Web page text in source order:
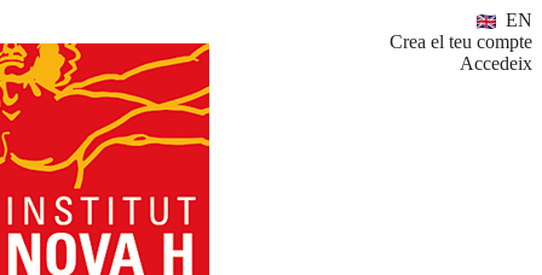
EN
Crea el teu compte
Accedeix